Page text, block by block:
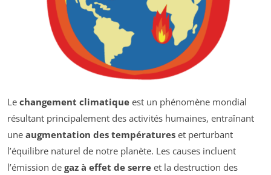
Le changement climatique est un phénomène mondial
résultant principalement des activités humaines, entraînant
une augmentation des températures et perturbant
l’équilibre naturel de notre planète. Les causes incluent
l’émission de gaz à effet de serre et la destruction des